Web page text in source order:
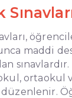
maddi
ortaokul